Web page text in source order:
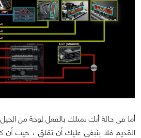
أما فى حالة أنك تمتلك بالفعل لوحة من
القديم فلا ينبغي عليك أن تقلق ، حيث أن